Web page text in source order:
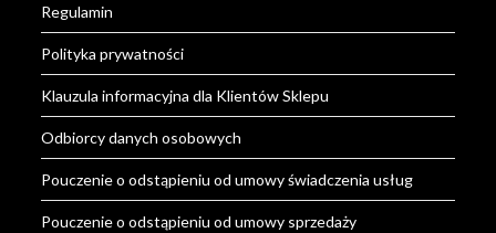
Regulamin
Polityka prywatności
Klauzula informacyjna dla Klientów Sklepu
Odbiorcy danych osobowych
Pouczenie o odstąpieniu od umowy świadczenia usług
Pouczenie o odstąpieniu od umowy sprzedaży